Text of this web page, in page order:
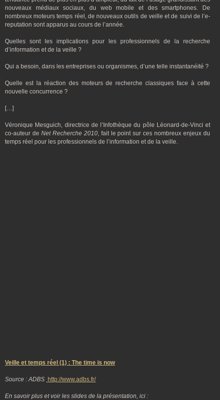
nouveaux médiaux sociaux, du web mobile et des smartphones. De
nombreux moteurs temps réel, de nouveaux outils de veille et de suivi de l’e-
reputation sont apparus au cours de l’année.
Quelles sont les implications pour les professionnels de la recherche
d’information et de la veille ?
Qui a besoin, dans les entreprises ou organismes, d’une telle instantanéité ?
Quelle est la réaction des moteurs de recherche classiques face à cette
nouvelle concurrence ?
[…]
Véronique Mesguich, directrice de l’Infothèque du pôle Léonard-de-Vinci et
co-auteur de Net Recherche 2010, fait le point sur ces nombreux enjeux du
temps réel pour les professionnels de l’information et de la veille.
Veille et temps réel (1) : The time is now
Source : ADBS http://www.adbs.fr/
En savoir plus et voir les slides de la présentation, ici :